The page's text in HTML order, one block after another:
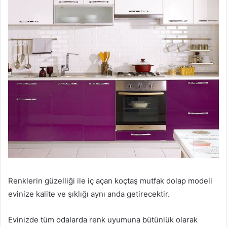
Renklerin güzelliği ile iç açan koçtaş mutfak dolap modeli
evinize kalite ve şıklığı aynı anda getirecektir.
Evinizde tüm odalarda renk uyumuna bütünlük olarak